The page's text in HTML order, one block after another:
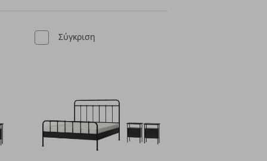
Σύγκριση